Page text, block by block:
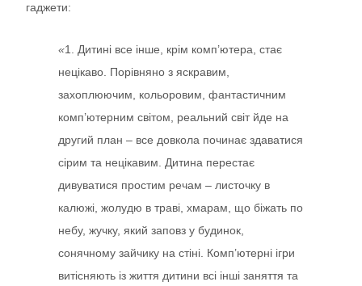
гаджети:
«1. Дитині все інше, крім комп’ютера, стає
нецікаво. Порівняно з яскравим,
захоплюючим, кольоровим, фантастичним
комп’ютерним світом, реальний світ йде на
другий план – все довкола починає здаватися
сірим та нецікавим. Дитина перестає
дивуватися простим речам – листочку в
калюжі, жолудю в траві, хмарам, що біжать по
небу, жучку, який заповз у будинок,
сонячному зайчику на стіні. Комп’ютерні ігри
витісняють із життя дитини всі інші заняття та